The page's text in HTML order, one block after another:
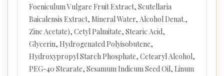
Foeniculum Vulgare Fruit Extract, Scutellaria
Baicalensis Extract, Mineral Water, Alcohol Denat.,
Zinc Acetate), Cetyl Palmitate, Stearic Acid,
Glycerin, Hydrogenated Polyisobutene,
Hydroxypropyl Starch Phosphate, Cetearyl Alcohol,
PEG-40 Stearate, Sesamum Indicum Seed Oil, Linum